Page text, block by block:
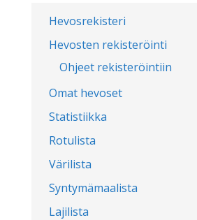
Hevosrekisteri
Hevosten rekisteröinti
Ohjeet rekisteröintiin
Omat hevoset
Statistiikka
Rotulista
Värilista
Syntymämaalista
Lajilista